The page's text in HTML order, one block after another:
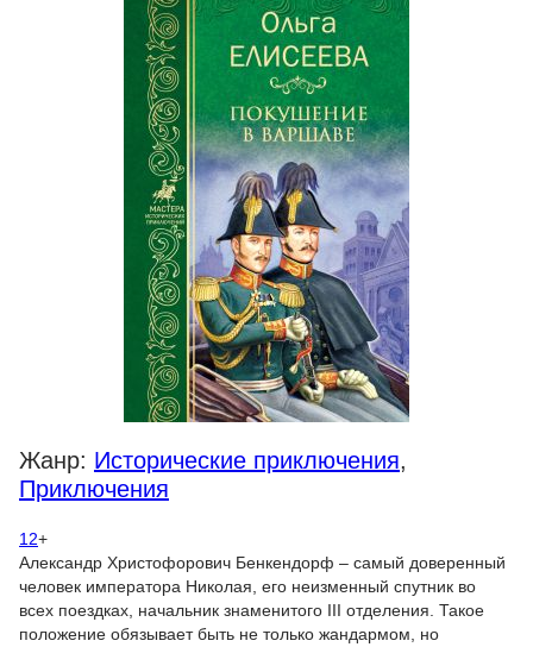
Жанр: Исторические приключения,
Приключения
12+
Александр Христофорович Бенкендорф – самый доверенный
человек императора Николая, его неизменный спутник во
всех поездках, начальник знаменитого III отделения. Такое
положение обязывает быть не только жандармом, но